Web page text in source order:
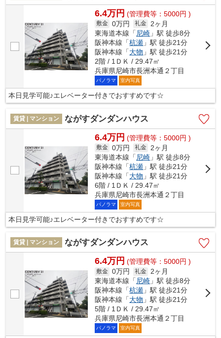
6.4万円 (管理費等：5000円 )
敷金 0万円 礼金
2ヶ月
東海道本線「 尼崎 」駅 徒歩8分
阪神本線「杭瀬 」駅 徒歩21分
阪神本線「大物 」駅 徒歩21分
2階 / 1ＤＫ / 29.47㎡
兵庫県尼崎市長洲本通２丁目
パノラマ 室内写真
本日見学可能♪エレベーター付きでおすすめです☆
賃貸 | マンション ながすダンダンハウス
6.4万円 (管理費等：5000円 )
敷金 0万円 礼金
2ヶ月
東海道本線「尼崎 」駅 徒歩8分
阪神本線「杭瀬 」駅 徒歩21分
阪神本線「大物 」駅 徒歩21分
6階 / 1ＤＫ / 29.47㎡
兵庫県尼崎市長洲本通２丁目
パノラマ 室内写真
本日見学可能♪エレベーター付きでおすすめです☆
賃貸 | マンション ながすダンダンハウス
6.4万円 (管理費等：5000円 )
敷金 0万円 礼金 2ヶ月
東海道本線「尼崎 」駅 徒歩8分
阪神本線「杭瀬 」駅 徒歩21分
阪神本線「大物 」駅 徒歩21分
5階 / 1ＤＫ / 29.47㎡
兵庫県尼崎市長洲本通２丁目
パノラマ 室内写真